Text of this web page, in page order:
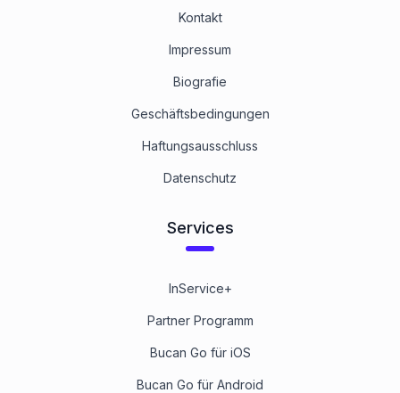
Kontakt
Impressum
Biografie
Geschäftsbedingungen
Haftungsausschluss
Datenschutz
Services
InService+
Partner Programm
Bucan Go für iOS
Bucan Go für Android